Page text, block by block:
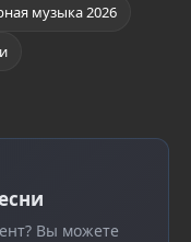
музыка 2026
Вы можете